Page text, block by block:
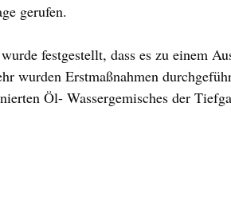
gerufen.
festgestellt, dass es zu einem
wurden Erstmaßnahmen
Öl- Wassergemisches der